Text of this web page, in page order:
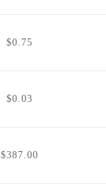
$0.75
$0.03
$387.00